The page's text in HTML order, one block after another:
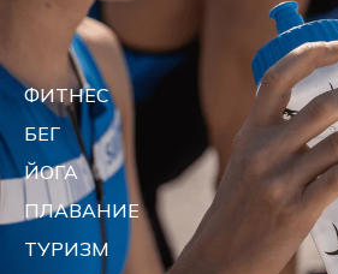
ФИТНЕС
БЕГ
ЙОГА
ПЛАВАНИЕ
ТУРИЗМ